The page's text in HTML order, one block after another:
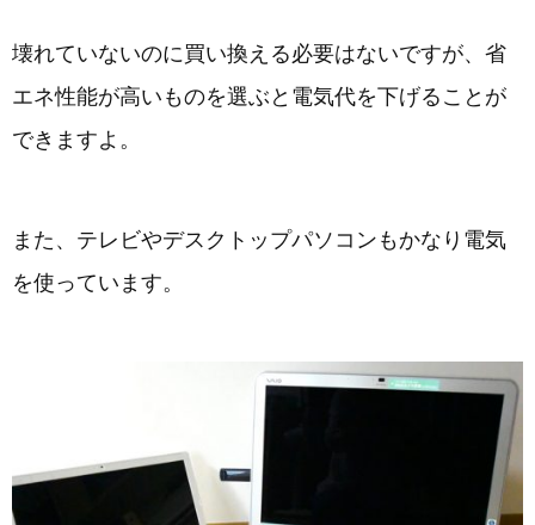
壊れていないのに買い換える必要はないですが、省
エネ性能が高いものを選ぶと電気代を下げることが
できますよ。
また、テレビやデスクトップパソコンもかなり電気
を使っています。